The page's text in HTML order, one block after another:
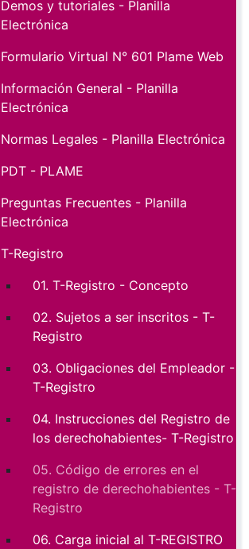
Demos y tutoriales - Planilla
Electrónica
Formulario Virtual N° 601 Plame Web
Información General - Planilla
Electrónica
Normas Legales - Planilla Electrónica
PDT - PLAME
Preguntas Frecuentes - Planilla
Electrónica
T-Registro
01. T-Registro - Concepto
02. Sujetos a ser inscritos - T-
Registro
03. Obligaciones del Empleador -
T-Registro
04. Instrucciones del Registro de
los derechohabientes- T-Registro
05. Código de errores en el
registro de derechohabientes - T-
Registro
06. Carga inicial al T-REGISTRO